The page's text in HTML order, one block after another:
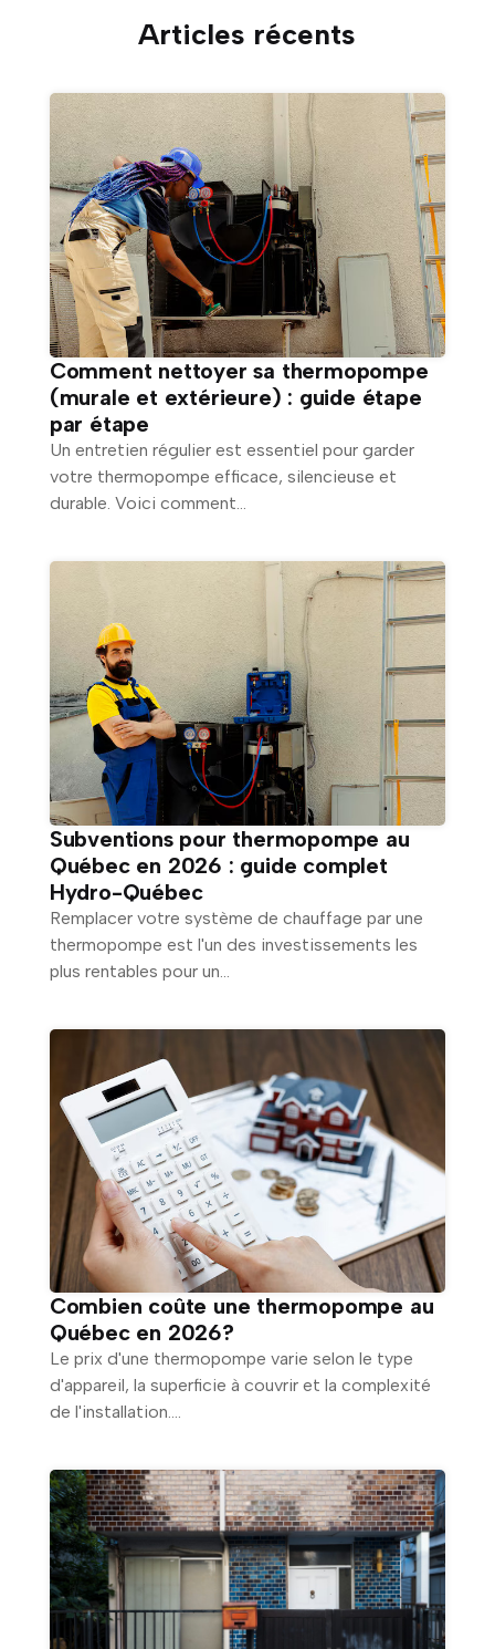
Articles récents
Comment nettoyer sa thermopompe
(murale et extérieure) : guide étape
par étape
Un entretien régulier est essentiel pour garder
votre thermopompe efficace, silencieuse et
durable. Voici comment...
Subventions pour thermopompe au
Québec en 2026 : guide complet
Hydro-Québec
Remplacer votre système de chauffage par une
thermopompe est l'un des investissements les
plus rentables pour un...
Combien coûte une thermopompe au
Québec en 2026?
Le prix d'une thermopompe varie selon le type
d'appareil, la superficie à couvrir et la complexité
de l'installation....